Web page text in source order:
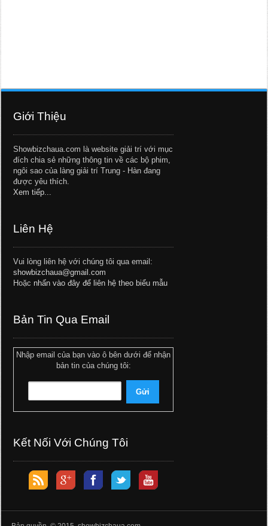
Giới Thiệu
Showbizchaua.com là website giải trí với mục
đích chia sẻ những thông tin về các bộ phim,
ngôi sao của làng giải trí Trung - Hàn đang
được yêu thích.
Xem tiếp...
Liên Hệ
Vui lòng liên hệ với chúng tôi qua email:
showbizchaua@gmail.com
Hoặc nhấn vào đây để liên hệ theo biểu mẫu
Bản Tin Qua Email
Nhập email của bạn vào ô bên dưới để nhận
bản tin của chúng tôi:
Kết Nối Với Chúng Tôi